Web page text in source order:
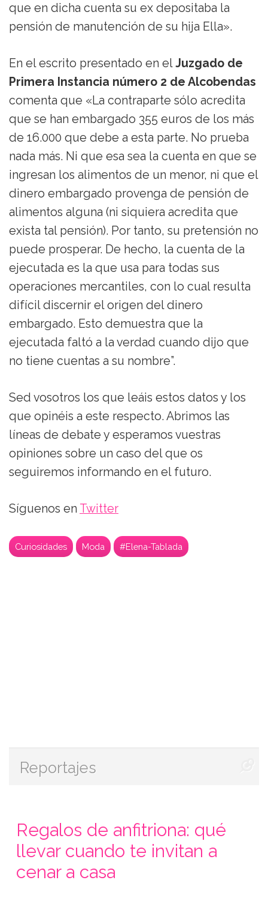
que en dicha cuenta su ex depositaba la
pensión de manutención de su hija Ella».
En el escrito presentado en elJuzgado de
Primera Instancia número 2 de Alcobendas
comenta que «La contraparte sólo acredita
que se han embargado 355 euros de los más
de 16.000 que debe a esta parte. No prueba
nada más. Ni que esa sea la cuenta en que se
ingresan los alimentos de un menor, ni que el
dinero embargado provenga de pensión de
alimentos alguna (ni siquiera acredita que
exista tal pensión). Por tanto, su pretensión no
puede prosperar. De hecho, la cuenta de la
ejecutada es la que usa para todas sus
operaciones mercantiles, con lo cual resulta
difícil discernir el origen del dinero
embargado. Esto demuestra que la
ejecutada faltó a la verdad cuando dijo que
no tiene cuentas a su nombre”.
Sed vosotros los que leáis estos datos y los
que opinéis a este respecto. Abrimos las
líneas de debate y esperamos vuestras
opiniones sobre un caso del que os
seguiremos informando en el futuro.
Síguenos en Twitter
Curiosidades Moda #Elena-Tablada
Reportajes
Regalos de anfitriona: qué
llevar cuando te invitan a
cenar a casa